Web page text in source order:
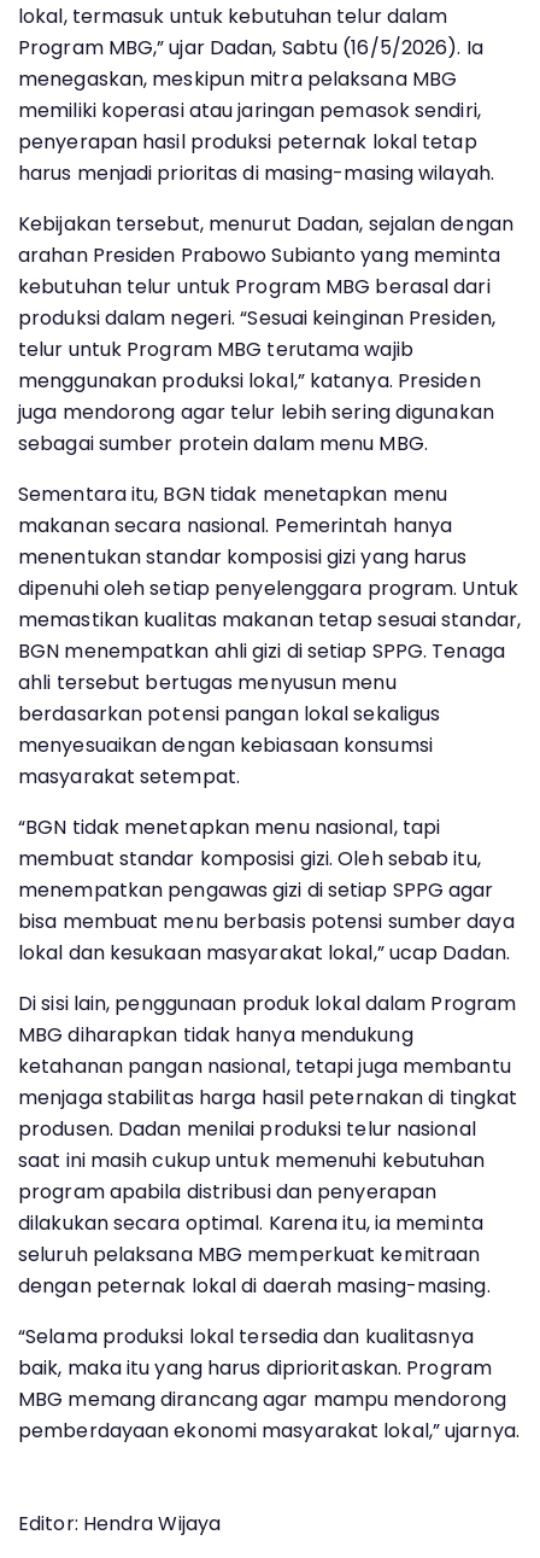
lokal, termasuk untuk kebutuhan telur dalam
Program MBG,” ujar Dadan, Sabtu (16/5/2026). Ia
menegaskan, meskipun mitra pelaksana MBG
memiliki koperasi atau jaringan pemasok sendiri,
penyerapan hasil produksi peternak lokal tetap
harus menjadi prioritas di masing-masing wilayah.
Kebijakan tersebut, menurut Dadan, sejalan dengan
arahan Presiden Prabowo Subianto yang meminta
kebutuhan telur untuk Program MBG berasal dari
produksi dalam negeri. “Sesuai keinginan Presiden,
telur untuk Program MBG terutama wajib
menggunakan produksi lokal,” katanya. Presiden
juga mendorong agar telur lebih sering digunakan
sebagai sumber protein dalam menu MBG.
Sementara itu, BGN tidak menetapkan menu
makanan secara nasional. Pemerintah hanya
menentukan standar komposisi gizi yang harus
dipenuhi oleh setiap penyelenggara program. Untuk
memastikan kualitas makanan tetap sesuai standar,
BGN menempatkan ahli gizi di setiap SPPG. Tenaga
ahli tersebut bertugas menyusun menu
berdasarkan potensi pangan lokal sekaligus
menyesuaikan dengan kebiasaan konsumsi
masyarakat setempat.
“BGN tidak menetapkan menu nasional, tapi
membuat standar komposisi gizi. Oleh sebab itu,
menempatkan pengawas gizi di setiap SPPG agar
bisa membuat menu berbasis potensi sumber daya
lokal dan kesukaan masyarakat lokal,” ucap Dadan.
Di sisi lain, penggunaan produk lokal dalam Program
MBG diharapkan tidak hanya mendukung
ketahanan pangan nasional, tetapi juga membantu
menjaga stabilitas harga hasil peternakan di tingkat
produsen. Dadan menilai produksi telur nasional
saat ini masih cukup untuk memenuhi kebutuhan
program apabila distribusi dan penyerapan
dilakukan secara optimal. Karena itu, ia meminta
seluruh pelaksana MBG memperkuat kemitraan
dengan peternak lokal di daerah masing-masing.
“Selama produksi lokal tersedia dan kualitasnya
baik, maka itu yang harus diprioritaskan. Program
MBG memang dirancang agar mampu mendorong
pemberdayaan ekonomi masyarakat lokal,” ujarnya.
Editor: Hendra Wijaya